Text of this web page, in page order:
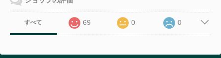
すべて 69 0 0